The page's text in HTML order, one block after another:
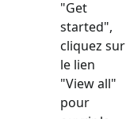
"Get
started",
cliquez sur
le lien
"View all"
pour